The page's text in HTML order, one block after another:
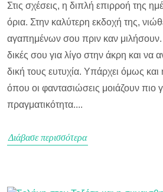
Στις σχέσεις, η διπλή επιρροή της
όρια. Στην καλύτερη εκδοχή της,
αγαπημένων σου πριν καν μιλήσουν.
δικές σου για λίγο στην άκρη και να
δική τους ευτυχία. Υπάρχει όμως και
όπου οι φαντασιώσεις μοιάζουν πιο
πραγματικότητα....
Διάβασε περισσότερα